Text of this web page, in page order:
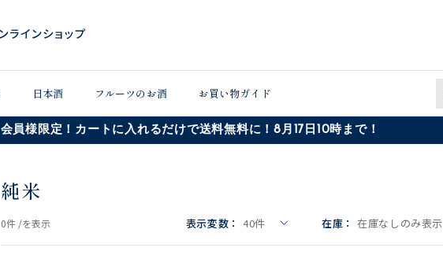
日本酒 フルーツのお酒 お買い物ガイド
会員様限定！カートに入れるだけで送料無料に！8月17日10時まで！
純米
0件 /を表示 表示変数： 40件 在庫： 在庫なしのみ表示